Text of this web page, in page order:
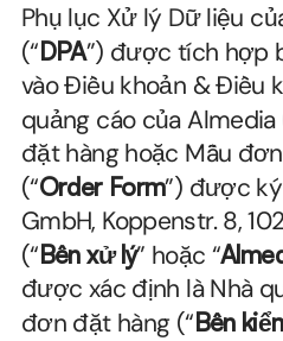
Phụ lục Xử lý Dữ liệu
(“DPA”) được tích hợp
vào Điều khoản & Điều
quảng cáo của Almedia
đặt hàng hoặc Mẫu
(“Order Form”) được
GmbH, Koppenstr. 8,
(“Bên xử lý” hoặc “
được xác định là Nhà
đơn đặt hàng (“Bên